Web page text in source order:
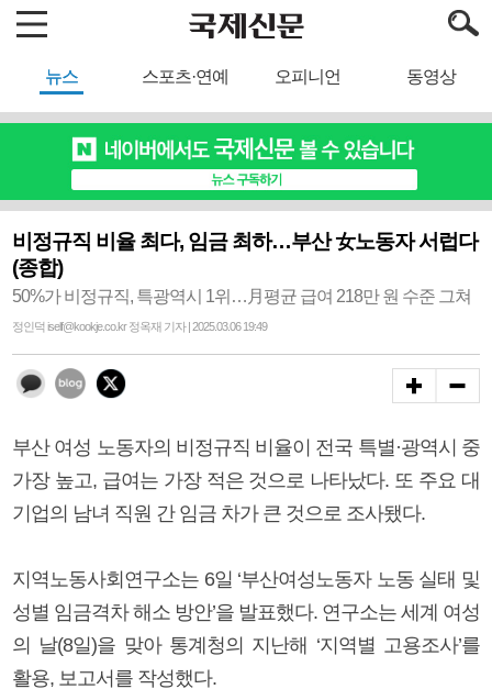
뉴스 스포츠·연예 오피니언 동영상
비정규직 비율 최다, 임금 최하…부산 女노동자 서럽다
(종합)
50%가 비정규직, 특광역시 1위…月평균 급여 218만 원 수준 그쳐
정인덕 iself@kookje.co.kr 정옥재 기자 | 2025.03.06 19:49
부산 여성 노동자의 비정규직 비율이 전국 특별·광역시 중
가장 높고, 급여는 가장 적은 것으로 나타났다. 또 주요 대
기업의 남녀 직원 간 임금 차가 큰 것으로 조사됐다.
지역노동사회연구소는 6일 ‘부산여성노동자 노동 실태 및
성별 임금격차 해소 방안’을 발표했다. 연구소는 세계 여성
의 날(8일)을 맞아 통계청의 지난해 ‘지역별 고용조사’를
활용, 보고서를 작성했다.